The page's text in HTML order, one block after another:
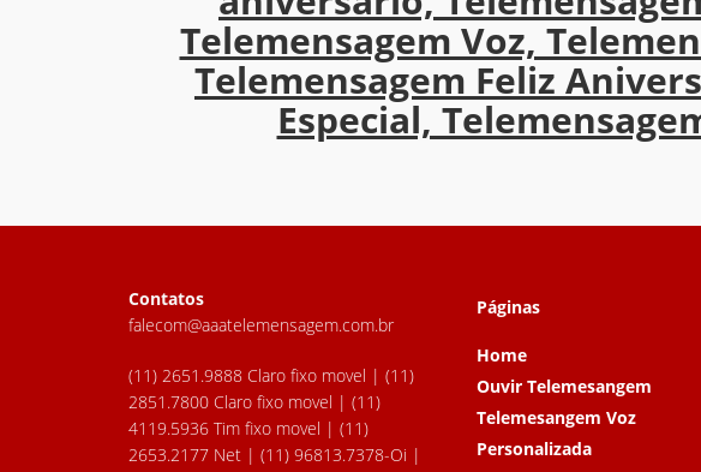
Telemensagem Voz,
Telemensagem Feliz
Especial,
Contatos
falecom@aaatelemensagem.com.br
(11) 2651.9888 Claro fixo movel | (11)
2851.7800 Claro fixo movel | (11)
4119.5936 Tim fixo movel | (11)
2653.2177 Net | (11) 96813.7378-Oi |
Páginas
Home
Ouvir Telemesangem
Telemesangem Voz
Personalizada